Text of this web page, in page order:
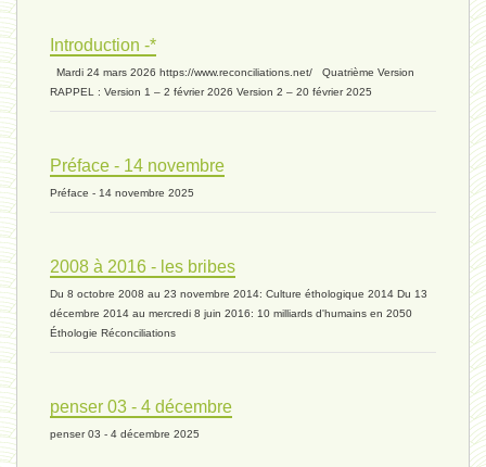
biomasse - 10 mai 2024*
univers 11 - 28 mars 2024*
Introduction -*
Mardi 24 mars 2026 https://www.reconciliations.net/ Quatrième Version
RAPPEL : Version 1 – 2 février 2026 Version 2 – 20 février 2025
Préface - 14 novembre
Préface - 14 novembre 2025
2008 à 2016 - les bribes
Du 8 octobre 2008 au 23 novembre 2014: Culture éthologique 2014 Du 13
décembre 2014 au mercredi 8 juin 2016: 10 milliards d'humains en 2050
Éthologie Réconciliations
penser 03 - 4 décembre
penser 03 - 4 décembre 2025